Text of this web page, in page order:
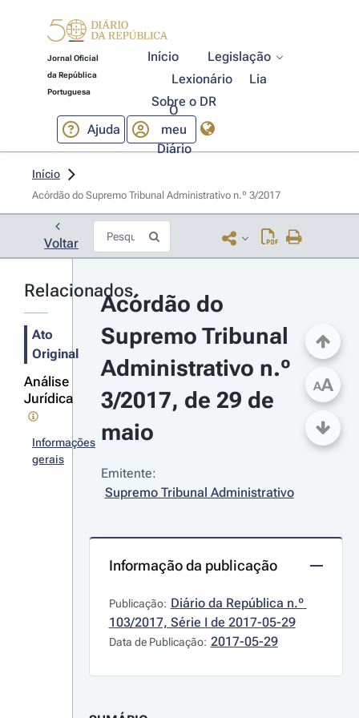
Jornal Oficial
da República
Portuguesa
Início
Legislação
Lexionário
Lia
Sobre o DR
Ajuda
O
meu
Diário
Início
Acórdão do Supremo Tribunal Administrativo n.º 3/2017
Voltar
Relacionados
Ato
Original
Análise
Jurídica
Informações
gerais
Acórdão do
Supremo Tribunal
Administrativo n.º
3/2017, de 29 de
maio
Emitente:
Supremo Tribunal Administrativo
Informação da publicação
Publicação: Diário da República n.º
103/2017, Série I de 2017-05-29
Data de Publicação: 2017-05-29
AA